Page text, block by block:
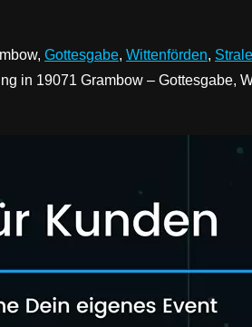
Gottesgabe, Wittenförden,
in 19071 Grambow – Gottesgabe,